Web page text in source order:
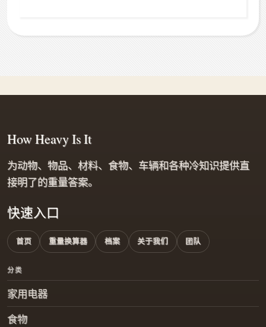
快速入口
首页 重量换算器 档案 关于我们 团队
分类
家用电器
食物
How Heavy Is It
为动物、物品、材料、食物、车辆和各种冷知识提供直
接明了的重量答案。